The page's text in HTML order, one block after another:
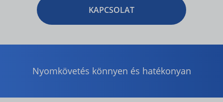
KAPCSOLAT
Nyomkövetés könnyen és hatékonyan